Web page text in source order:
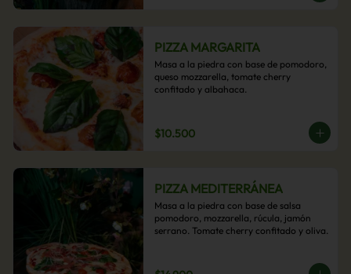
PIZZA MARGARITA
Masa a la piedra con base de pomodoro,
queso mozzarella, tomate cherry
confitado y albahaca.
$10.500
PIZZA MEDITERRÁNEA
Masa a la piedra con base de salsa
pomodoro, mozzarella, rúcula, jamón
serrano. Tomate cherry confitado y oliva.